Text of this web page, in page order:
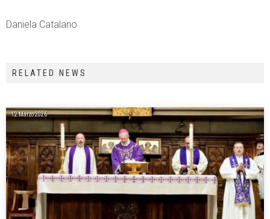
Daniela Catalano
RELATED NEWS
12 Marzo 2026